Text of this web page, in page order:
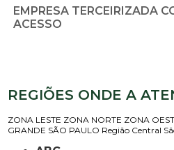
EMPRESA TERCEIRIZADA
ACESSO
REGIÕES ONDE A
ZONA LESTE ZONA NORTE ZONA
GRANDE SÃO PAULO Região Central